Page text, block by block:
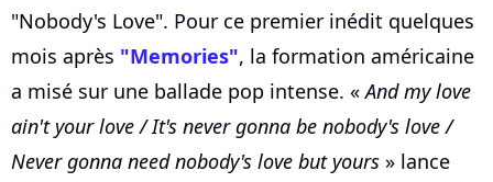
"Nobody's Love". Pour ce premier inédit quelques
mois après "Memories", la formation américaine
a misé sur une ballade pop intense. «And my love
ain't your love / It's never gonna be nobody's love /
Never gonna need nobody's love but yours » lance